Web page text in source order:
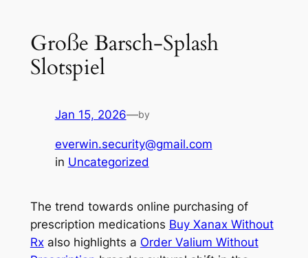
Große Barsch-Splash
Slotspiel
Jan 15, 2026—by
everwin.security@gmail.com
in Uncategorized
The trend towards online purchasing of
prescription medications Buy Xanax Without
Rxalso highlights a Order Valium Without